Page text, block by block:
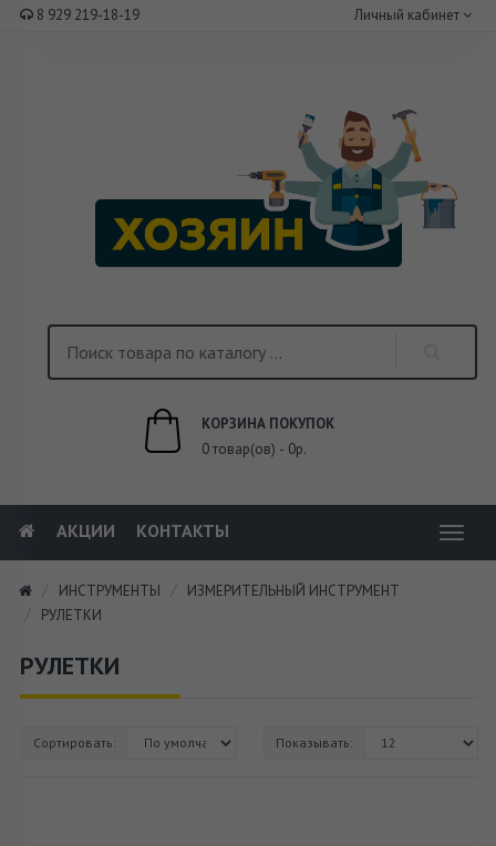
8 929 219-18-19 Личный кабинет
КОРЗИНА ПОКУПОК
0 товар(ов) - 0р.
АКЦИИ КОНТАКТЫ
ИНСТРУМЕНТЫ
ИЗМЕРИТЕЛЬНЫЙ ИНСТРУМЕНТ
РУЛЕТКИ
РУЛЕТКИ
Сортировать: Показывать: